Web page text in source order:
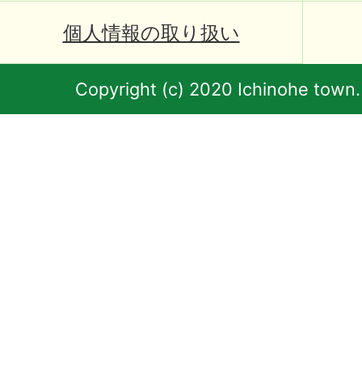
個人情報の取り扱い
Copyright (c) 2020 Ichinohe